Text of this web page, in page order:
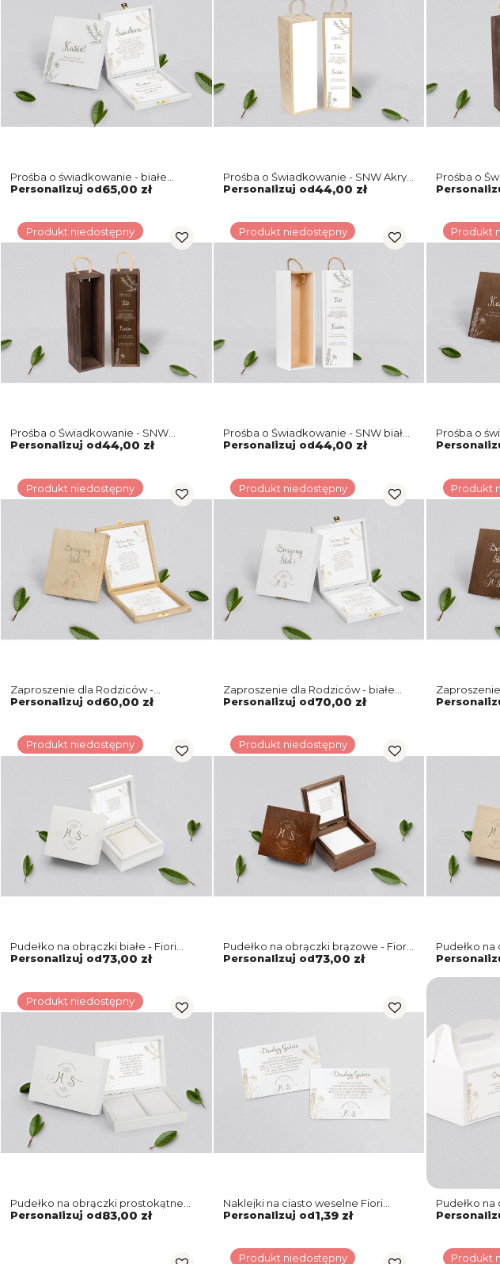
Prośba o świadkowanie - białe
puzzle Fiori Motyw 1
Personalizuj od65,00 zł
Prośba o Świadkowanie - SNW Akryl
naturalna Fiori Motyw 1
Personalizuj od44,00 zł
Prośba o
brązowa
Produkt niedostępny
Prośba o Świadkowanie - SNW
brązowa Fiori Motyw 1
Personalizuj od44,00 zł
Produkt niedostępny
Prośba o Świadkowanie - SNW biała
Fiori Motyw 1
Personalizuj od44,00 zł
Produkt
Prośba o
puzzle Fiori
Produkt niedostępny
Zaproszenie dla Rodziców -
naturalne Fiori Motyw 1
Personalizuj od60,00 zł
Produkt niedostępny
Zaproszenie dla Rodziców - białe
Fiori Motyw 1
Personalizuj od70,00 zł
Produkt
Fiori Motyw 1
Produkt niedostępny
Pudełko na obrączki białe - Fiori
Motyw 1
Personalizuj od73,00 zł
Produkt niedostępny
Pudełko na obrączki brązowe - Fiori
Motyw 1
Personalizuj od73,00 zł
Pudełko na
Motyw 1
Produkt niedostępny
Pudełko na obrączki prostokątne
białe - Fiori Motyw 1
Personalizuj od83,00 zł
Naklejki na ciasto weselne Fiori
Motyw 1
Personalizuj od1,39 zł
Pudełko na
Motyw 1
Produkt niedostępny Produkt